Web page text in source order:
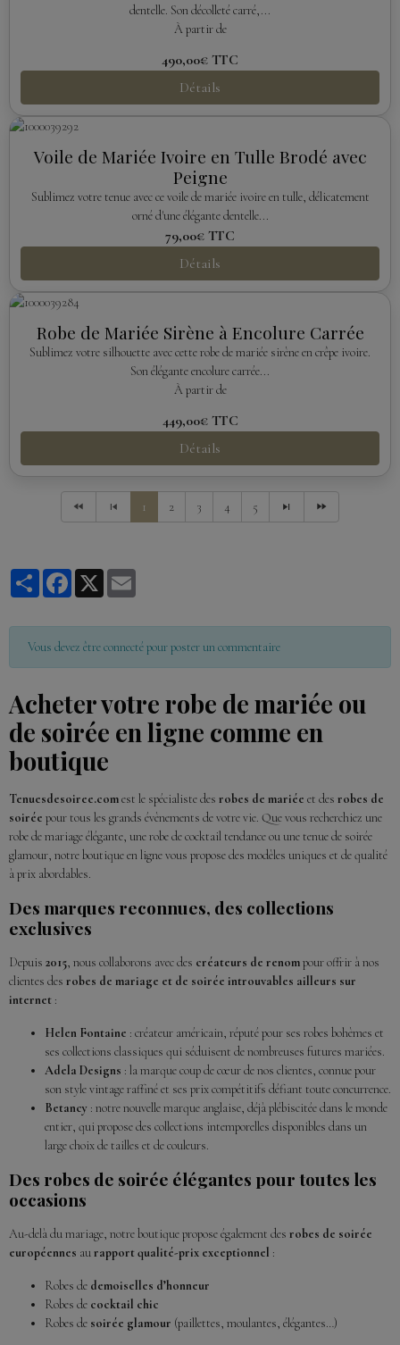
dentelle. Son décolleté carré,...
À partir de
490,00€ TTC
Détails
Voile de Mariée Ivoire en Tulle Brodé avec
Peigne
Sublimez votre tenue avec ce voile de mariée ivoire en tulle, délicatement
orné d'une élégante dentelle...
79,00€ TTC
Détails
Robe de Mariée Sirène à Encolure Carrée
Sublimez votre silhouette avec cette robe de mariée sirène en crêpe ivoire.
Son élégante encolure carrée...
À partir de
449,00€ TTC
Détails
1 2 3 4 5
PartagerFacebook
X
Vous devez être connecté pour poster un commentaire
Acheter votre robe de mariée ou
de soirée en ligne comme en
boutique
Tenuesdesoiree.comest le spécialiste des robes de mariée et des robes de
soirée pour tous les grands évènements de votre vie. Que vous recherchiez une
robe de mariage élégante, une robe de cocktail tendance ou une tenue de soirée
glamour, notre boutique en ligne vous propose des modèles uniques et de qualité
à prix abordables.
Des marques reconnues, des collections
exclusives
Depuis 2015, nous collaborons avec des créateurs de renompour offrir à nos
clientes des robes de mariage et de soirée introuvables ailleurs sur
internet :
Helen Fontaine : créateur américain, réputé pour ses robes bohèmes et
ses collections classiques qui séduisent de nombreuses futures mariées.
Adela Designs : la marque coup de cœur de nos clientes, connue pour
son style vintage raffiné et ses prix compétitifs défiant toute concurrence.
Betancy : notre nouvelle marque anglaise, déjà plébiscitée dans le monde
entier, qui propose des collections intemporelles disponibles dans un
large choix de tailles et de couleurs.
Des robes de soirée élégantes pour toutes les
occasions
Au-delà du mariage, notre boutique propose également des robes de soirée
européennes aurapport qualité-prix exceptionnel :
Robes de demoiselles d’honneur
Robes de cocktail chic
Robes de soirée glamour (paillettes, moulantes, élégantes…)